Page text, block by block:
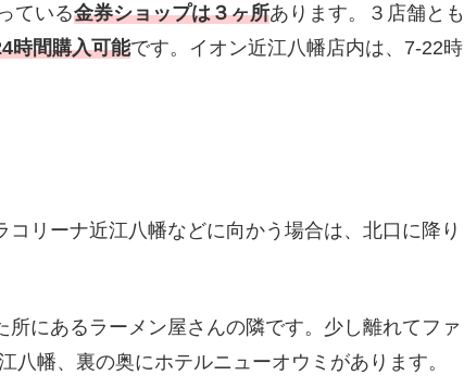
ている金券ショップは３ヶ所あります。３店舗とも
時間購入可能です。イオン近江八幡店内は、7-22時
リーナ近江八幡などに向かう場合は、北口に降り
にあるラーメン屋さんの隣です。少し離れてファ
八幡、裏の奥にホテルニューオウミがあります。